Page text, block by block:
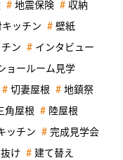
地震保険 収納
キッチン 壁紙
ン インタビュー
ョールーム見学
切妻屋根 地鎮祭
角屋根 陸屋根
ッチン 完成見学会
け 建て替え